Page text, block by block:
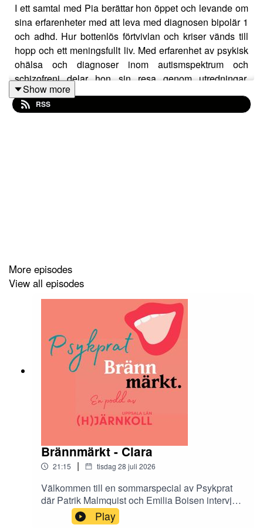
I ett samtal med Pia berättar hon öppet och levande om
sina erfarenheter med att leva med diagnosen bipolär 1
och adhd. Hur bottenlös förtvivlan och kriser vänds till
hopp och ett meningsfullt liv. Med erfarenhet av psykisk
ohälsa och diagnoser inom autismspektrum och
schizofreni delar hon sin resa genom utredningar,
vårdkontakter och egen återhämtning.
Show more
RSS
More episodes
View all episodes
Brännmärkt - Clara
21:15 | tisdag 28 juli 2026
Välkommen till en sommarspecial av Psykprat
där Patrik Malmquist och Emilia Boisen intervjuar
de tolv Hjärnkollambassadörer som medverkar i
antologin Brännmärkt. Brännmärkt är en bok om
Play